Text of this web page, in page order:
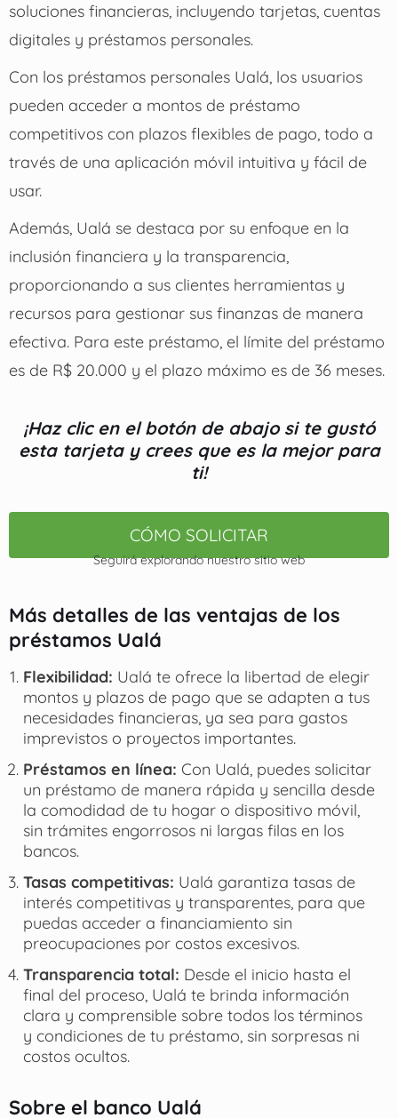
soluciones financieras, incluyendo tarjetas, cuentas
digitales y préstamos personales.
Con los préstamos personales Ualá, los usuarios
pueden acceder a montos de préstamo
competitivos con plazos flexibles de pago, todo a
través de una aplicación móvil intuitiva y fácil de
usar.
Además, Ualá se destaca por su enfoque en la
inclusión financiera y la transparencia,
proporcionando a sus clientes herramientas y
recursos para gestionar sus finanzas de manera
efectiva. Para este préstamo, el límite del préstamo
es de R$ 20.000 y el plazo máximo es de 36 meses.
¡Haz clic en el botón de abajo si te gustó
esta tarjeta y crees que es la mejor para
ti!
CÓMO SOLICITAR
Seguirá explorando nuestro sitio web
Más detalles de las ventajas de los
préstamos Ualá
Flexibilidad: Ualá te ofrece la libertad de elegir
montos y plazos de pago que se adapten a tus
necesidades financieras, ya sea para gastos
imprevistos o proyectos importantes.
Préstamos en línea: Con Ualá, puedes solicitar
un préstamo de manera rápida y sencilla desde
la comodidad de tu hogar o dispositivo móvil,
sin trámites engorrosos ni largas filas en los
bancos.
Tasas competitivas: Ualá garantiza tasas de
interés competitivas y transparentes, para que
puedas acceder a financiamiento sin
preocupaciones por costos excesivos.
Transparencia total: Desde el inicio hasta el
final del proceso, Ualá te brinda información
clara y comprensible sobre todos los términos
y condiciones de tu préstamo, sin sorpresas ni
costos ocultos.
Sobre el banco Ualá